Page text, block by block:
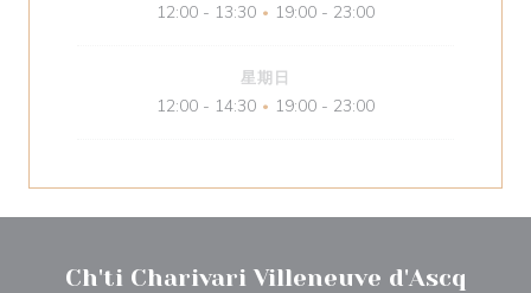
12:00 - 13:30 • 19:00 - 23:00
星期日
12:00 - 14:30 • 19:00 - 23:00
Ch'ti Charivari Villeneuve d'Ascq